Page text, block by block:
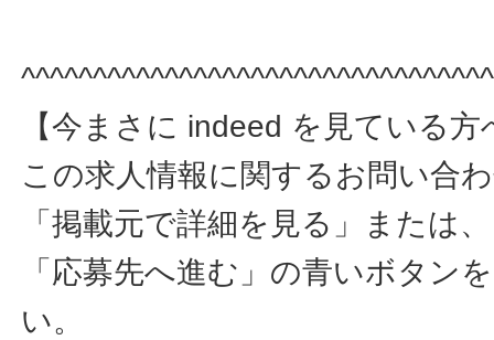
【今まさに indeed を見ている方
この求人情報に関するお問い合
「掲載元で詳細を見る」または、
「応募先へ進む」の青いボタン
い。